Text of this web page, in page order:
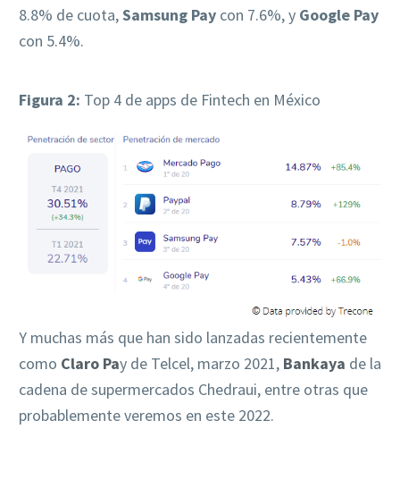
8.8% de cuota,Samsung Pay con 7.6%, y Google Pay
con 5.4%.
Figura 2: Top 4 de apps de Fintech en México
Y muchas más que han sido lanzadas recientemente
como Claro Pay de Telcel, marzo 2021, Bankaya de la
cadena de supermercados Chedraui, entre otras que
probablemente veremos en este 2022.